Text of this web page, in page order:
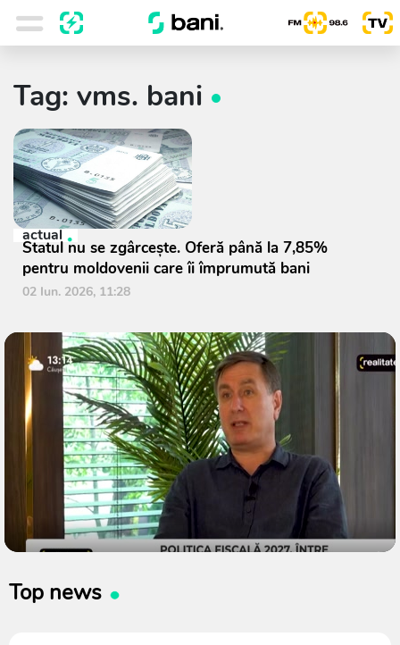
Tag: vms. bani
actual
Statul nu se zgârcește. Oferă până la 7,85%
pentru moldovenii care îi împrumută bani
02 Iun. 2026, 11:28
Top news